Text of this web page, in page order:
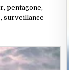
,pentagone,
,surveillance